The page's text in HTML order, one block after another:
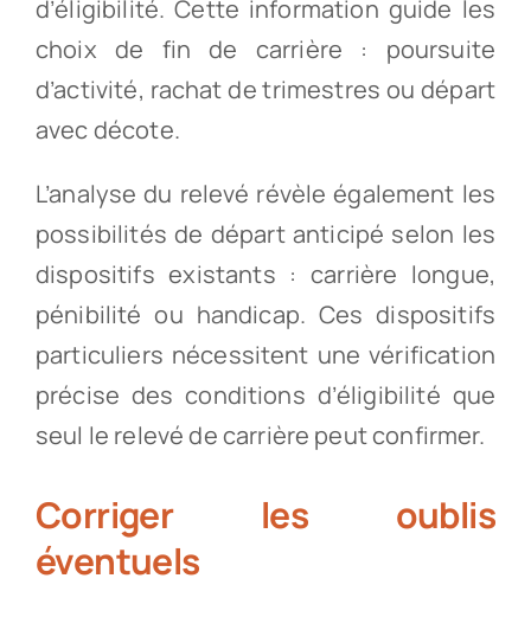
d’éligibilité. Cette information guide les
choix de fin de carrière : poursuite
d’activité, rachat de trimestres ou départ
avec décote.
L’analyse du relevé révèle également les
possibilités de départ anticipé selon les
dispositifs existants : carrière longue,
pénibilité ou handicap. Ces dispositifs
particuliers nécessitent une vérification
précise des conditions d’éligibilité que
seul le relevé de carrière peut confirmer.
Corriger les oublis
éventuels